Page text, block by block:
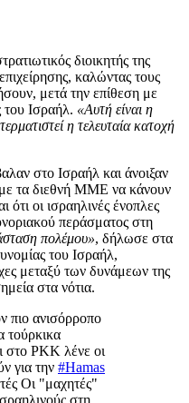
διοικητής της
καλώντας τους
μετά την επίθεση με
του Ισραήλ. «Αυτή είναι η
η τελευταία κατοχή
στο Ισραήλ και άνοιξαν
τα διεθνή ΜΜΕ να κάνουν
ότι οι ισραηλινές ένοπλες
περάσματος στη
πολέμου», δήλωσε στα
του Ισραήλ,
μεταξύ των δυνάμεων της
στα νότια.
πιο ανισόρροπο
τούρκικα
στο PKK λένε οι
για την #Hamas
Οι "μαχητές"
στη